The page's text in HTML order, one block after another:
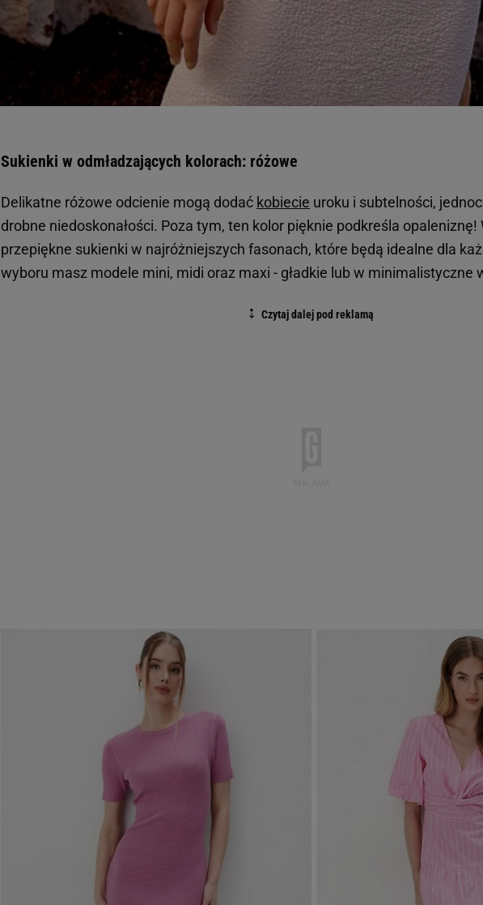
Sukienki w odmładzających kolorach: różowe
Delikatne różowe odcienie mogą dodać kobiecie uroku i subtelności,
drobne niedoskonałości. Poza tym, ten kolor pięknie podkreśla opaleniznę!
przepiękne sukienki w najróżniejszych fasonach, które będą idealne dla
wyboru masz modele mini, midi oraz maxi - gładkie lub w minimalistyczne